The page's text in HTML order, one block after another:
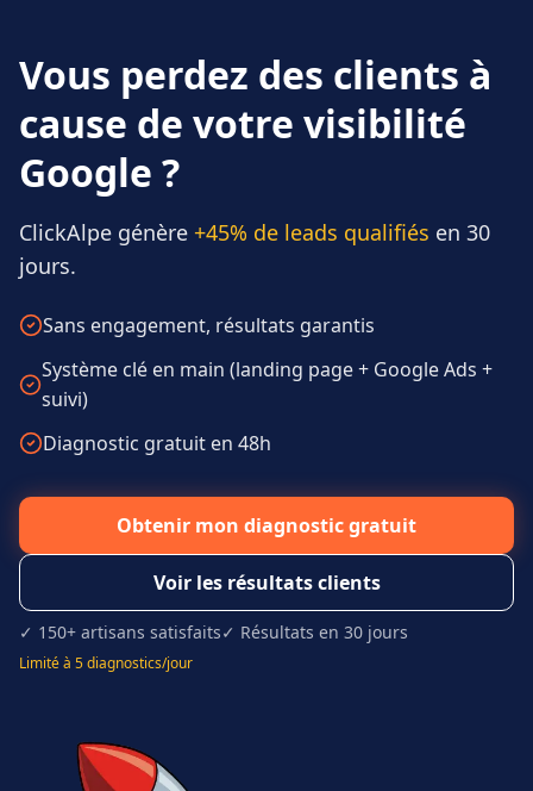
Vous perdez des clients à
cause de votre visibilité
Google ?
ClickAlpe génère +45% de leads qualifiés en 30
jours.
Sans engagement, résultats garantis
Système clé en main (landing page + Google Ads +
suivi)
Diagnostic gratuit en 48h
Obtenir mon diagnostic gratuit
Voir les résultats clients
✓ 150+ artisans satisfaits✓ Résultats en 30 jours
Limité à 5 diagnostics/jour